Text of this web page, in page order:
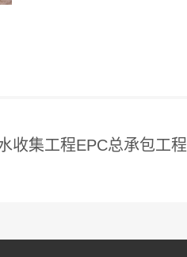
收集工程EPC总承包工程